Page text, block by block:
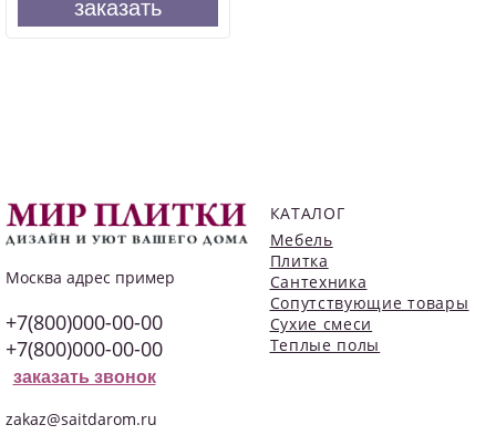
заказать
Москва адрес пример
+7(800)000-00-00
+7(800)000-00-00
заказать звонок
zakaz@saitdarom.ru
КАТАЛОГ
Мебель
Плитка
Сантехника
Сопутствующие товары
Сухие смеси
Теплые полы